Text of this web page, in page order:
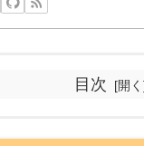
目次